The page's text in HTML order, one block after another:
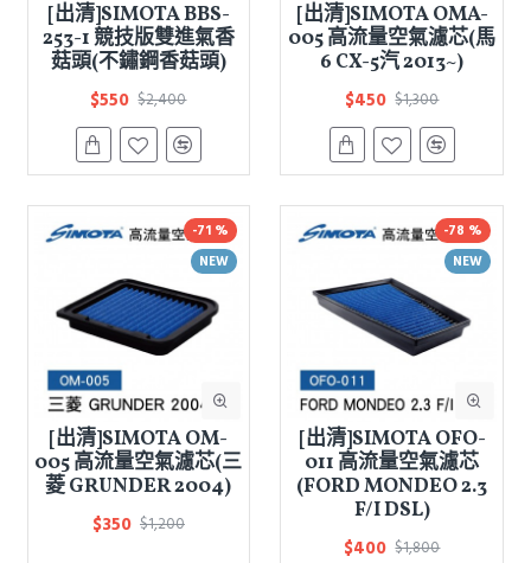
[出清]SIMOTA BBS-
253-1 競技版雙進氣香
菇頭(不鏽鋼香菇頭)
$550 $2,400
[出清]SIMOTA OMA-
005 高流量空氣濾芯(馬
6 CX-5汽 2013~)
$450 $1,300
NEW
-71 %
[出清]SIMOTA OM-
005 高流量空氣濾芯(三
菱 GRUNDER 2004)
$350 $1,200
NEW
-78 %
[出清]SIMOTA OFO-
011 高流量空氣濾芯
(FORD MONDEO 2.3
F/I DSL)
$400 $1,800